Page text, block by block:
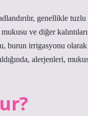
genellikle
ve diğer
burun irrigasyonu
alerjenleri,